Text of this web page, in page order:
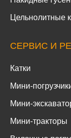
Цельнолитные
СЕРВИС И
Катки
Мини-
Мини-
Мини-тракторы